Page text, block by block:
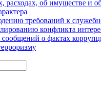
расходах, об имуществе и
требований к
конфликта
сообщений о фактах